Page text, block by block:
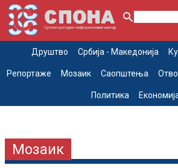
Друштво Србија - Македонија
Репортаже Мозаик Саопштења
Политика
Мозаик